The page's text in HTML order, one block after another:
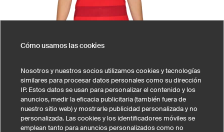
Camiseta F6w Hera
K-TEX (transpirable, ultra.dry)
Corte femenino
Corte deportivo entallado
Manga corta
Cómo usamos las cookies
Nosotros y nuestros socios utilizamos cookies y tecnologías
similares para procesar datos personales como su dirección
IP. Estos datos se usan para personalizar el contenido y los
anuncios, medir la eficacia publicitaria (también fuera de
nuestro sitio web) y mostrarle publicidad personalizada y no
personalizada. Las cookies y los identificadores móviles se
emplean tanto para anuncios personalizados como no